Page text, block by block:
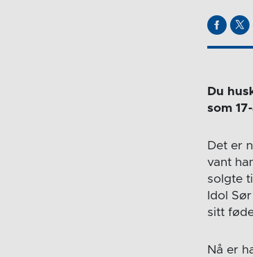
Du
som
Det er
vant
solgte
Idol
sitt
Nå er